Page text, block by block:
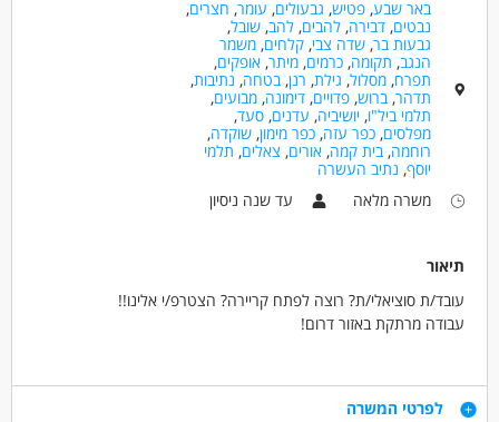
באר שבע,פטיש, גבעולים, עומר, חצרים,
נבטים,דבירה,להבים,להב,שובל,
גבעות בר,שדה צבי,קלחים,משמר
הנגב, תקומה,כרמים,מיתר,אופקים,
תפרח,מסלול, גילת, רנן,בטחה, נתיבות,
תדהר,ברוש,פדויים,דימונה,מבועים,
תלמי ביל"ו,יושיביה, עדנים,סעד,
מפלסים,כפר עזה,כפר מימון,שוקדה,
רוחמה,בית קמה,אורים, צאלים, תלמי
יוסף, נתיב העשרה
משרה מלאה
עד שנה ניסיון
תיאור
עובד/ת סוציאלי/ת? רוצה לפתח קריירה? הצטרפ/י אלינו!!
עבודה מרתקת באזור דרום!
הדרכת צוות מדריכים, בניית תוכניות שיקום ועבודה משותפת עם גורמים
דרישות
לפרטי המשרה